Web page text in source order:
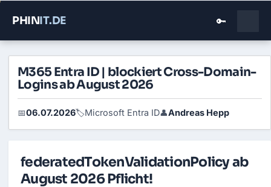
PHINIT.DE 🔑
M365 Entra ID | blockiert Cross-Domain-
Logins ab August 2026
📅06.07.2026🏷️Microsoft Entra ID👤Andreas Hepp
federatedTokenValidationPolicy ab
August 2026 Pflicht!